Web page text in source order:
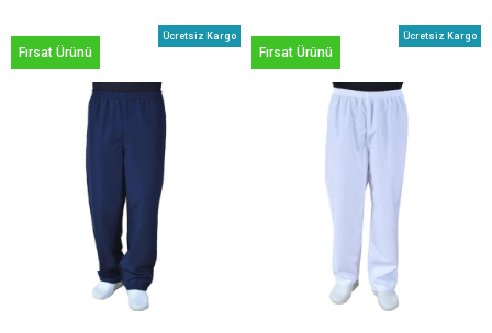
Ücretsiz Kargo
Fırsat Ürünü
Ücretsiz Kargo
Fırsat Ürünü